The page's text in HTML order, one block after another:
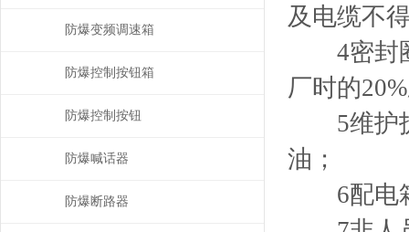
及电缆不
4密封圈
厂时的
5维护拆
油；
6配电箱
防爆变频调速箱
防爆控制按钮箱
防爆控制按钮
防爆喊话器
防爆断路器